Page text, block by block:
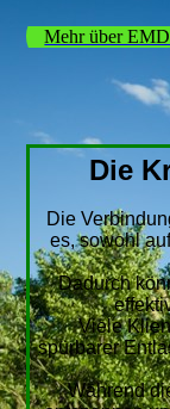
Mehr über
Die
Die
es, sowohl
Dadurch
Viele
spürbarer
Während